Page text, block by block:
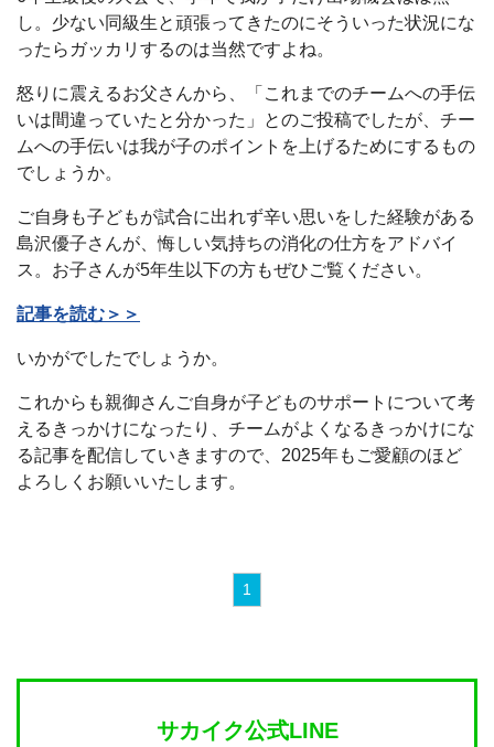
し。少ない同級生と頑張ってきたのにそういった状況にな
ったらガッカリするのは当然ですよね。
怒りに震えるお父さんから、「これまでのチームへの手伝
いは間違っていたと分かった」とのご投稿でしたが、チー
ムへの手伝いは我が子のポイントを上げるためにするもの
でしょうか。
ご自身も子どもが試合に出れず辛い思いをした経験がある
島沢優子さんが、悔しい気持ちの消化の仕方をアドバイ
ス。お子さんが5年生以下の方もぜひご覧ください。
記事を読む＞＞
いかがでしたでしょうか。
これからも親御さんご自身が子どものサポートについて考
えるきっかけになったり、チームがよくなるきっかけにな
る記事を配信していきますので、2025年もご愛顧のほど
よろしくお願いいたします。
1
サカイク公式LINE